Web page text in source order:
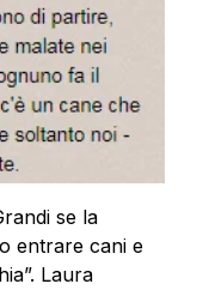
se la
entrare cani e
Laura